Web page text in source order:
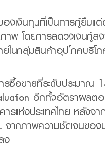
องเงินทุนที่เป็นการกู้ยืม
าพ โดยการลดวงเงินกู้
นกลุ่มสินค้าอุปโภคบริโภ
ซื้อขายที่ระดับประมาณ
อีกทั้งอัตราผ
รแห่งประเทศไทย หลัง
จากภาพความชัดเจน
ง